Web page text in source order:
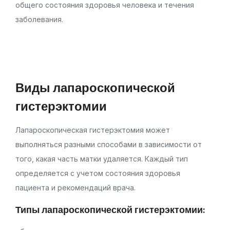
общего состояния здоровья человека и течения
заболевания.
Виды лапароскопической
гистерэктомии
Лапароскопическая гистерэктомия может
выполняться разными способами в зависимости от
того, какая часть матки удаляется. Каждый тип
определяется с учетом состояния здоровья
пациента и рекомендаций врача.
Типы лапароскопической гистерэктомии: